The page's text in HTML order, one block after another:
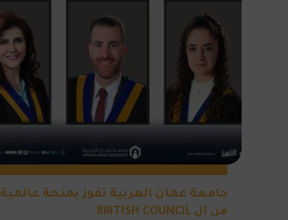
جامعة عمان العربية تفوز بمنحة عالمية
من ال BRITISH COUNCIL